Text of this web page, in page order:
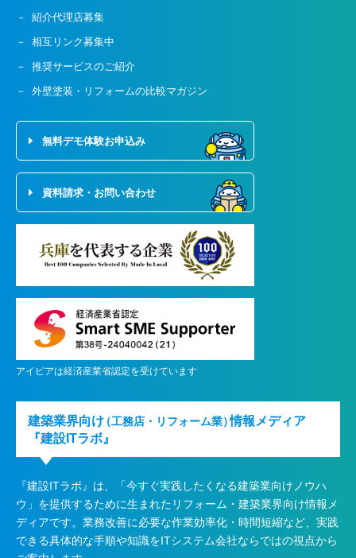
紹介代理店募集
相互リンク募集中
推奨サービスのご紹介
外壁塗装・リフォームの比較マガジン
無料デモ体験お申込み
資料請求・お問い合わせ
アイピアは経済産業省認定を受けています
建築業界向け（工務店・リフォーム業）情報メディア
『建設ITラボ』
『建設ITラボ』は、
「今すぐ実践したくなる建築業向けノウハ
ウ」を提供するために生まれたリフォーム・建築業界向け情報メ
ディアです。業務改善に必要な作業効率化・時間短縮など、実践
できる具体的な手順や知識をITシステム会社ならではの視点から